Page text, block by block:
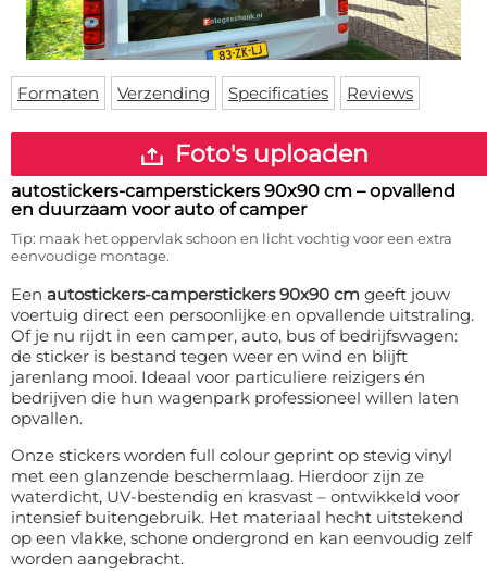
Deurmat
Vloermat
Skateboard deck
Over ons
Levertijden
Inloggen
WhatsApp
Formaten Verzending Specificaties Reviews
Foto's uploaden
autostickers-camperstickers 90x90 cm – opvallend
en duurzaam voor auto of camper
Tip: maak het oppervlak schoon en licht vochtig voor een extra
eenvoudige montage.
Een autostickers-camperstickers 90x90 cm geeft jouw
voertuig direct een persoonlijke en opvallende uitstraling.
Of je nu rijdt in een camper, auto, bus of bedrijfswagen:
de sticker is bestand tegen weer en wind en blijft
jarenlang mooi. Ideaal voor particuliere reizigers én
bedrijven die hun wagenpark professioneel willen laten
opvallen.
Onze stickers worden full colour geprint op stevig vinyl
met een glanzende beschermlaag. Hierdoor zijn ze
waterdicht, UV-bestendig en krasvast – ontwikkeld voor
intensief buitengebruik. Het materiaal hecht uitstekend
op een vlakke, schone ondergrond en kan eenvoudig zelf
worden aangebracht.